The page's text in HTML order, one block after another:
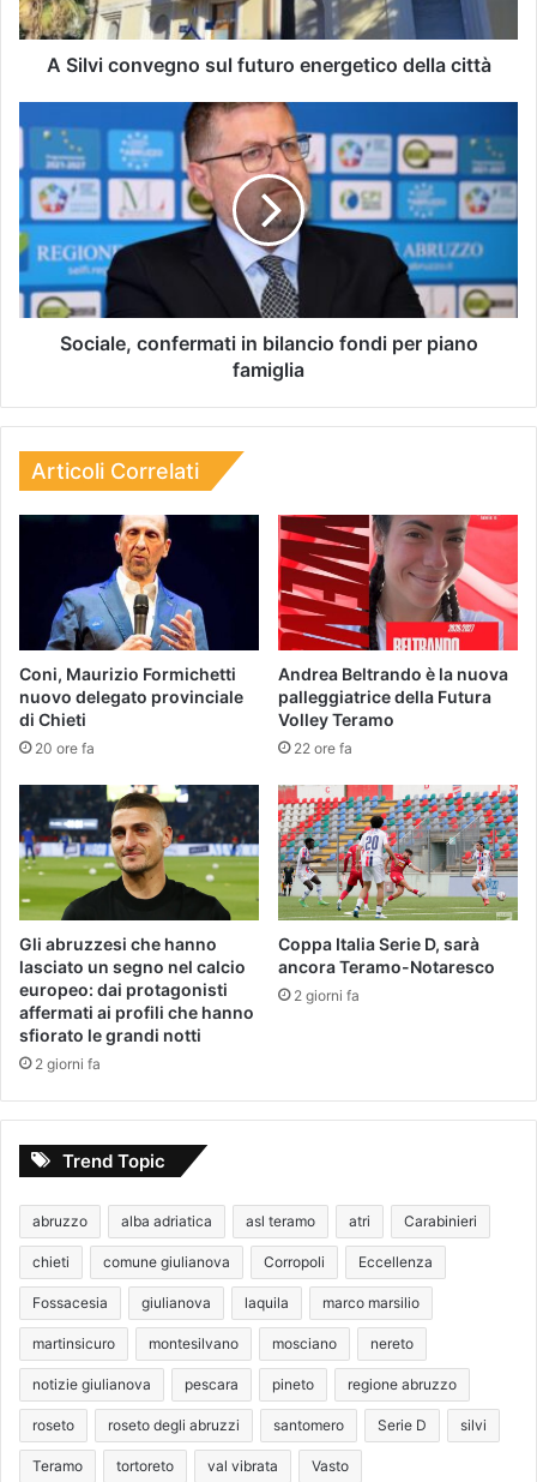
A Silvi convegno sul futuro energetico della città
Sociale, confermati in bilancio fondi per piano
famiglia
Articoli Correlati
Coni, Maurizio Formichetti
nuovo delegato provinciale
di Chieti
20 ore fa
Andrea Beltrando è la nuova
palleggiatrice della Futura
Volley Teramo
22 ore fa
Gli abruzzesi che hanno
lasciato un segno nel calcio
europeo: dai protagonisti
affermati ai profili che hanno
sfiorato le grandi notti
2 giorni fa
Coppa Italia Serie D, sarà
ancora Teramo-Notaresco
2 giorni fa
Trend Topic
abruzzo alba adriatica asl teramo atri Carabinieri
chieti comune giulianova Corropoli Eccellenza
Fossacesia giulianova laquila marco marsilio
martinsicuro montesilvano mosciano nereto
notizie giulianova pescara pineto regione abruzzo
roseto roseto degli abruzzi santomero Serie D silvi
Teramo tortoreto val vibrata Vasto